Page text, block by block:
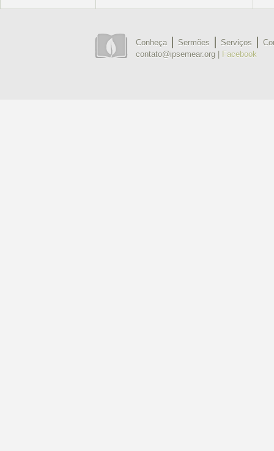
Conheça Sermões Serviços
contato@ipsemear.org |
Facebook